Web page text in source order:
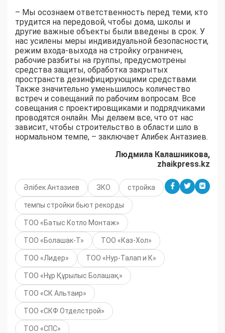
– Мы осознаем ответственность перед теми, кто
трудится на передовой, чтобы дома, школы и
другие важные объекты были введены в срок. У
нас усилены меры индивидуальной безопасности,
режим входа-выхода на стройку ограничен,
рабочие разбиты на группы, предусмотрены
средства защиты, обработка закрытых
пространств дезинфицирующими средствами.
Также значительно уменьшилось количество
встреч и совещаний по рабочим вопросам. Все
совещания с проектировщиками и подрядчиками
проводятся онлайн. Мы делаем все, что от нас
зависит, чтобы строительство в области шло в
нормальном темпе, – заключает Алибек Антазиев.
Людмила Калашникова,
zhaikpress.kz
Әлібек Антазиев ЗКО стройка
темпы стройки бьют рекорды
ТОО «Батыс Котло Монтаж»
ТОО «Болашак-Т» ТОО «Каз-Хол»
ТОО «Лидер» ТОО «Нур-Талап и К»
ТОО «Нұр Құрылыс Болашақ»
ТОО «СК Альтаир»
ТОО «СКФ Отделстрой»
ТОО «СПС»